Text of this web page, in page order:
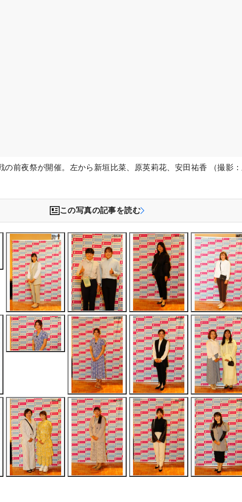
の前夜祭が開催。左から新垣比菜、原英莉花、安田祐香 （撮影
この写真の記事を読む